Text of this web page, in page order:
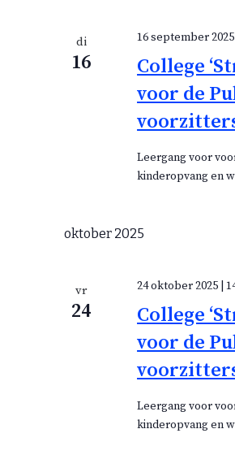
c
e
e
r
e
e
n
di
16
College
voor de
16 september 2025
Leergang voor
kinderopvang en
oktober 2025
vr
24
College
voor de
24 oktober 2025 |
Leergang voor
kinderopvang en